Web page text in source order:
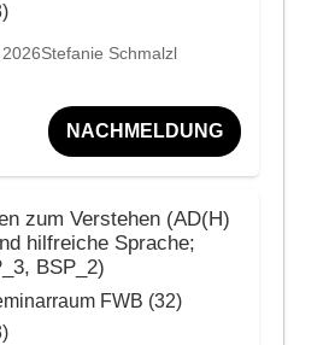
Stefanie Schmalzl
NACHMELDUNG
zum Verstehen (AD(H)
hilfreiche Sprache;
BSP_2)
FWB (32)